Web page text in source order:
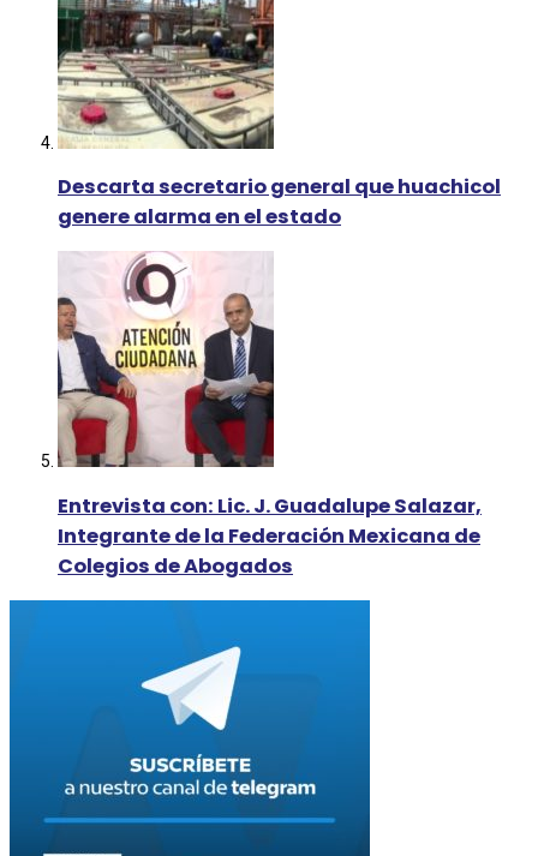
Descarta secretario general que huachicol
genere alarma en el estado
Entrevista con: Lic. J. Guadalupe Salazar,
Integrante de la Federación Mexicana de
Colegios de Abogados